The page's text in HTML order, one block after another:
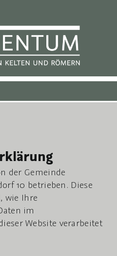
der Gemeinde
10 betrieben. Diese
wie Ihre
im
Website verarbeitet